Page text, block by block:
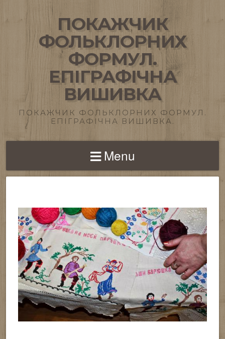
ПОКАЖЧИК
ФОЛЬКЛОРНИХ
ФОРМУЛ.
ЕПІГРАФІЧНА
ВИШИВКА
ПОКАЖЧИК ФОЛЬКЛОРНИХ ФОРМУЛ.
ЕПІГРАФІЧНА ВИШИВКА.
Menu